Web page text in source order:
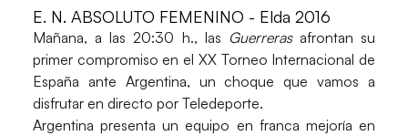
E. N. ABSOLUTO FEMENINO - Elda 2016
Mañana, a las 20:30 h., las Guerreras afrontan su
primer compromiso en el XX Torneo Internacional de
España ante Argentina, un choque que vamos a
disfrutar en directo por Teledeporte.
Argentina presenta un equipo en franca mejoría en